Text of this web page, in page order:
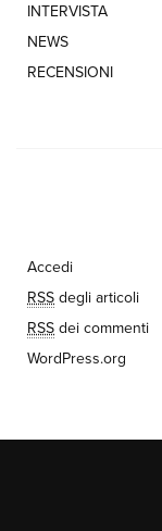
INTERVISTA
NEWS
RECENSIONI
Accedi
RSS degli articoli
RSS dei commenti
WordPress.org